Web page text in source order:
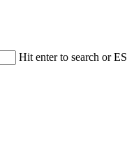
Hit enter to search or